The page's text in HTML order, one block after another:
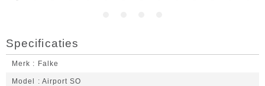
Specificaties
Merk Falke
Model Airport SO